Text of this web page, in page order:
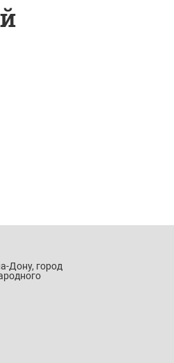
Дону, город